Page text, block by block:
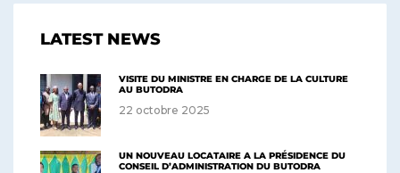
LATEST NEWS
VISITE DU MINISTRE EN CHARGE DE LA CULTURE
AU BUTODRA
22 octobre 2025
UN NOUVEAU LOCATAIRE A LA PRÉSIDENCE DU
CONSEIL D’ADMINISTRATION DU BUTODRA